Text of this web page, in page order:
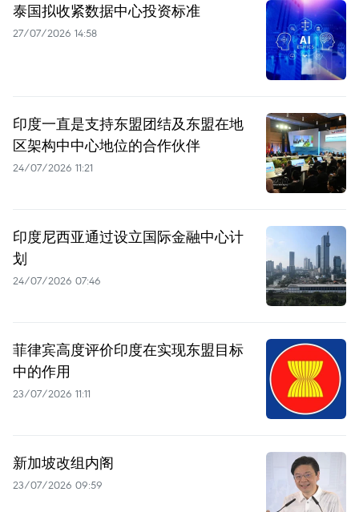
泰国拟收紧数据中心投资标准
27/07/2026 14:58
印度一直是支持东盟团结及东盟在地
区架构中中心地位的合作伙伴
24/07/2026 11:21
印度尼西亚通过设立国际金融中心计
划
24/07/2026 07:46
菲律宾高度评价印度在实现东盟目标
中的作用
23/07/2026 11:11
新加坡改组内阁
23/07/2026 09:59